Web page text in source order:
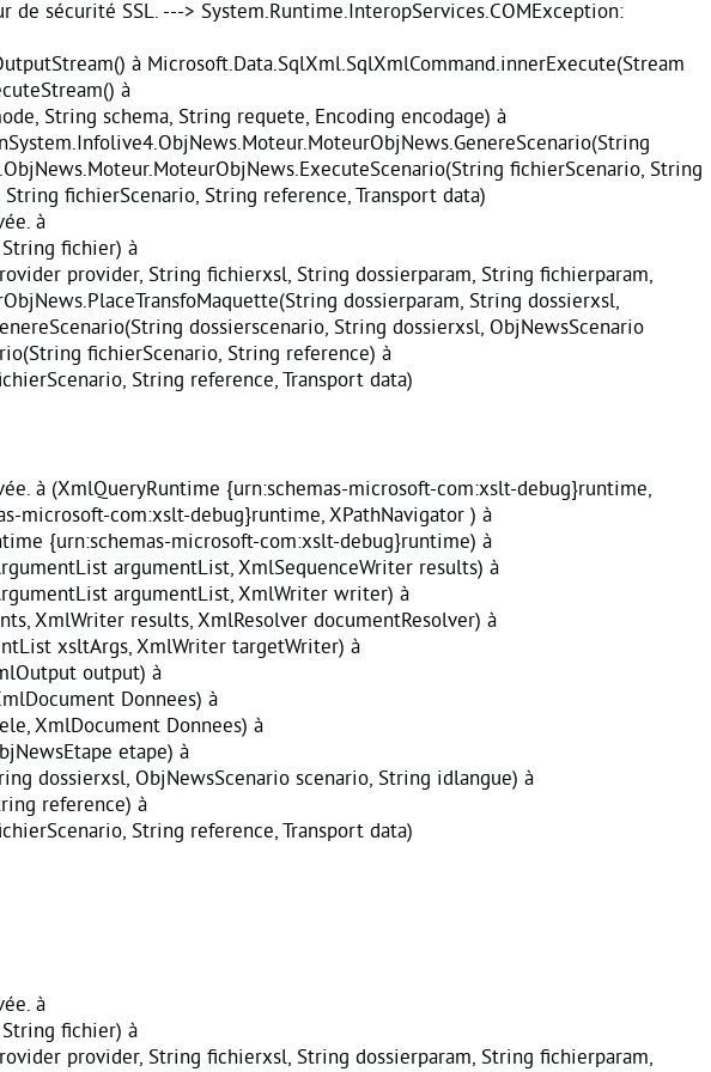
de sécurité SSL. ---> System.Runtime.InteropServices.COMException:
à Microsoft.Data.SqlXml.SqlXmlCommand.innerExecute(Stream
à
String schema, String requete, Encoding encodage) à
fichierScenario, String
fichierScenario, String reference, Transport data)
à
String fichier) à
provider, String fichierxsl, String dossierparam, String fichierparam,
dossierparam, String dossierxsl,
dossierscenario, String dossierxsl, ObjNewsScenario
fichierScenario, String reference) à
String reference, Transport data)
à (XmlQueryRuntime {urn:schemas-microsoft-com:xslt-debug}runtime,
microsoft-com:xslt-debug}runtime, XPathNavigator ) à
{urn:schemas-microsoft-com:xslt-debug}runtime) à
argumentList, XmlSequenceWriter results) à
argumentList, XmlWriter writer) à
XmlWriter results, XmlResolver documentResolver) à
xsltArgs, XmlWriter targetWriter) à
output) à
Donnees) à
XmlDocument Donnees) à
etape) à
dossierxsl, ObjNewsScenario scenario, String idlangue) à
reference) à
String reference, Transport data)
à
String fichier) à
provider, String fichierxsl, String dossierparam, String fichierparam,